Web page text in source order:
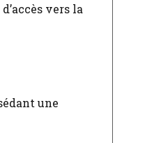
vers la
une